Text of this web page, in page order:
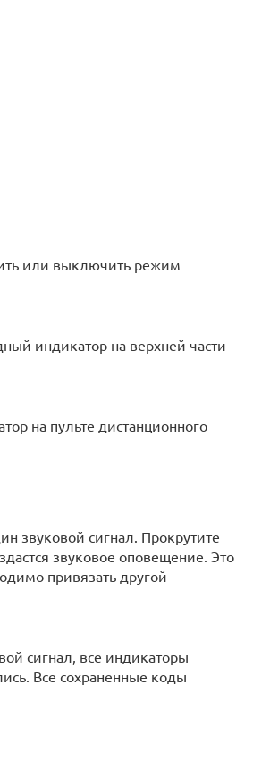
или выключить режим
индикатор на верхней части
на пульте дистанционного
звуковой сигнал. Прокрутите
звуковое оповещение. Это
привязать другой
сигнал, все индикаторы
Все сохраненные коды